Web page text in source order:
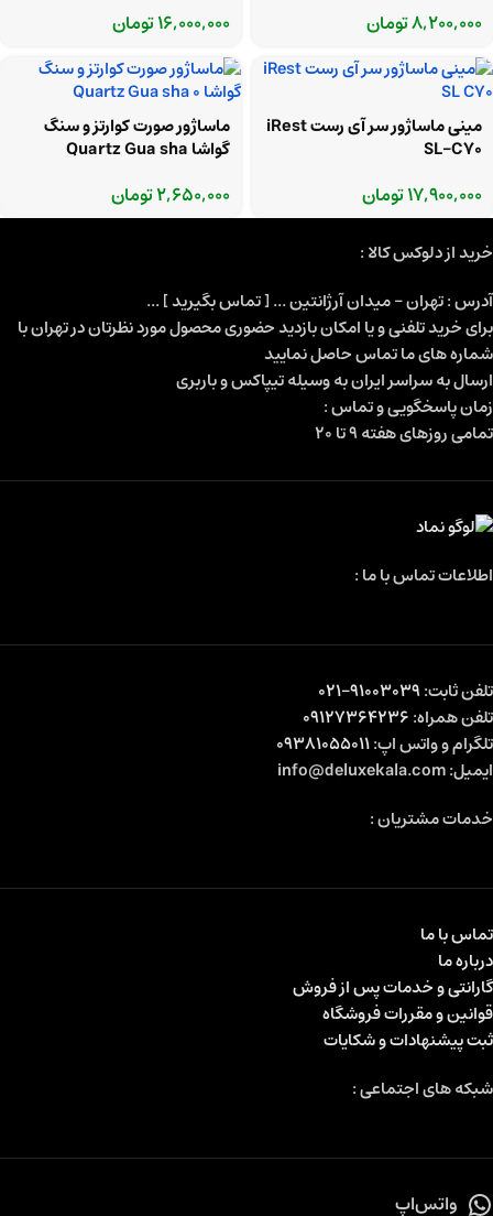
8,200,000تومان 16,000,000تومان
مینی ماساژور سر آی رست iRest
SL-C70
17,900,000تومان
ماساژور صورت کوارتز و سنگ
گواشا Quartz Gua sha
2,650,000تومان
خرید از دلوکس کالا :
آدرس : تهران - میدان آرژانتین ... [ تماس بگیرید ] ...
برای خرید تلفنی و یا امکان بازدید حضوری محصول مورد نظرتان در تهران با
شماره های ما تماس حاصل نمایید
ارسال به سراسر ایران به وسیله تیپاکس و باربری
زمان پاسخگویی و تماس :
تمامی روزهای هفته 9 تا 20
اطلاعات تماس با ما :
تلفن ثابت:91003039-021
تلفن همراه:09127364236
تلگرام و واتس اپ:09381055011
ایمیل: info@deluxekala.com
خدمات مشتریان :
تماس با ما
درباره ما
گارانتی و خدمات پس از فروش
قوانین و مقررات فروشگاه
ثبت پیشنهادات و شکایات
شبکه های اجتماعی :
واتس‌اپ